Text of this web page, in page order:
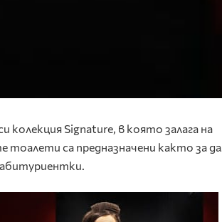
Signature, в която залага на
тоалети са предназначени както за